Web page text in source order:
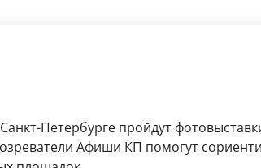
Петербурге пройдут
Афиши КП помогут